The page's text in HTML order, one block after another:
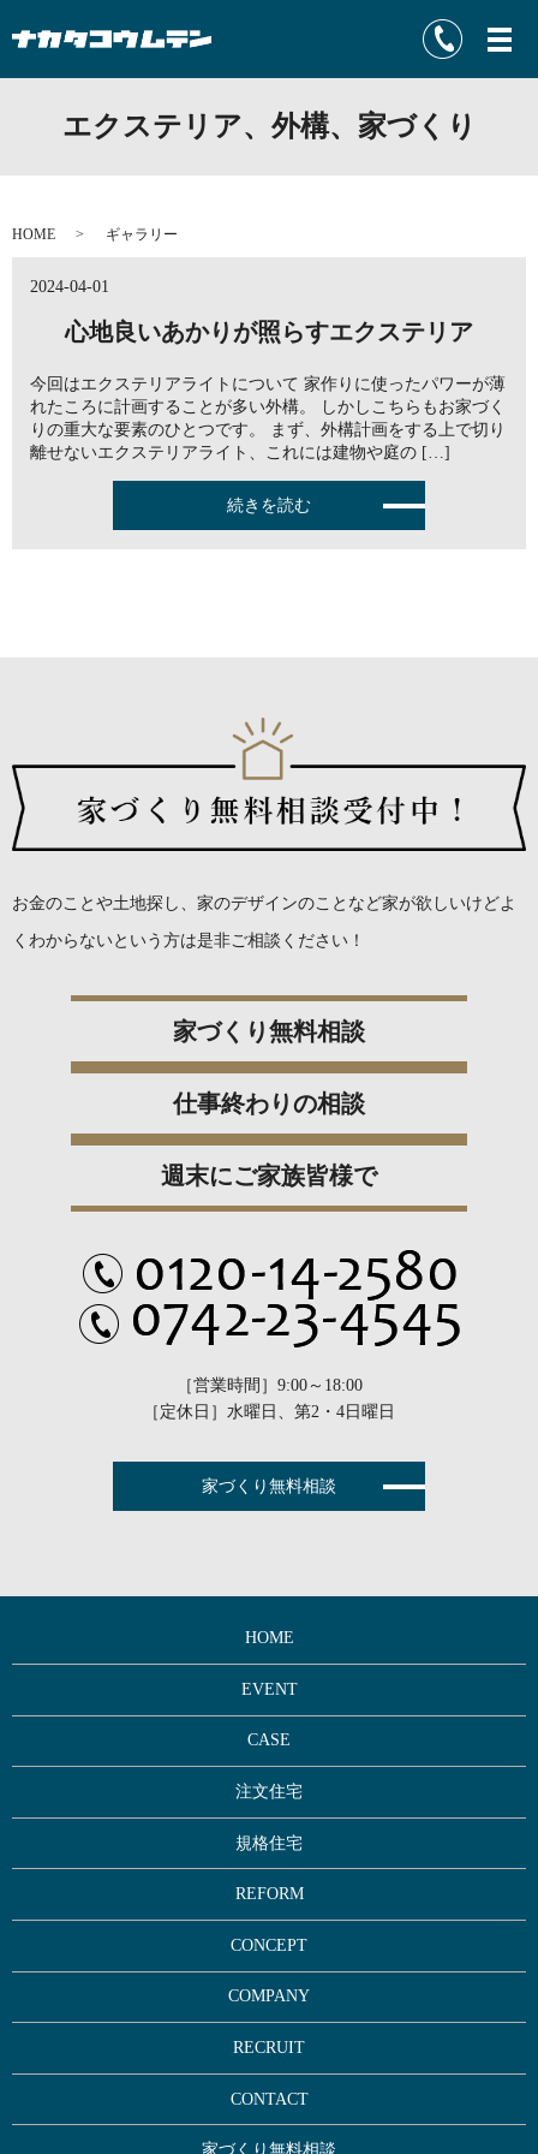
エクステリア、外構、家づくり
HOME ギャラリー
2024-04-01
心地良いあかりが照らすエクステリア
今回はエクステリアライトについて 家作りに使ったパワーが薄
れたころに計画することが多い外構。 しかしこちらもお家づく
りの重大な要素のひとつです。 まず、外構計画をする上で切り
離せないエクステリアライト、これには建物や庭の […]
続きを読む
お金のことや土地探し、家のデザインのことなど家が欲しいけどよ
くわからないという方は是非ご相談ください！
家づくり無料相談
仕事終わりの相談
週末にご家族皆様で
［営業時間］9:00～18:00
［定休日］水曜日、第2・4日曜日
家づくり無料相談
HOME
EVENT
CASE
注文住宅
規格住宅
REFORM
CONCEPT
COMPANY
RECRUIT
CONTACT
家づくり無料相談